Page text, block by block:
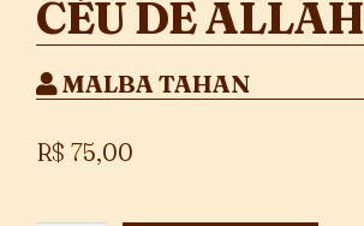
CÉU DE ALLAH
MALBA TAHAN
R$ 75,00